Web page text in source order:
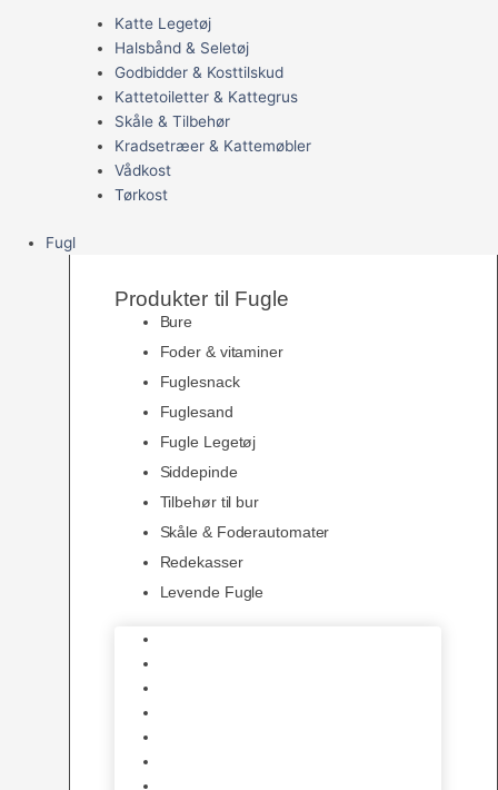
Katte Legetøj
Halsbånd & Seletøj
Godbidder & Kosttilskud
Kattetoiletter & Kattegrus
Skåle & Tilbehør
Kradsetræer & Kattemøbler
Vådkost
Tørkost
Fugl
Produkter til Fugle
Bure
Foder & vitaminer
Fuglesnack
Fuglesand
Fugle Legetøj
Siddepinde
Tilbehør til bur
Skåle & Foderautomater
Redekasser
Levende Fugle